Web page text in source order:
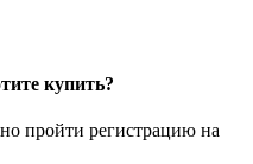
купить?
пройти регистрацию на